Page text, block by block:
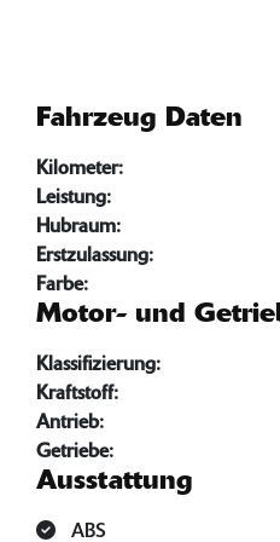
Fahrzeug Daten
Kilometer:
Leistung:
Hubraum:
Erstzulassung:
Farbe:
Motor- und
Klassifizierung:
Kraftstoff:
Antrieb:
Getriebe:
Ausstattung
ABS